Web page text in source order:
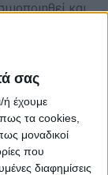
σας
ή έχουμε
τα cookies,
μοναδικοί
που
διαφημίσεις
και
ή στο χωλ
της